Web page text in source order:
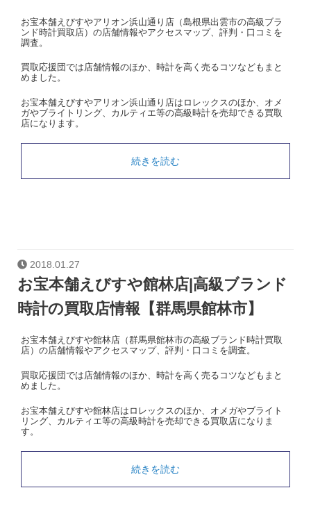
お宝本舗えびすやアリオン浜山通り店（島根県出雲市の高級ブラ
ンド時計買取店）の店舗情報やアクセスマップ、評判・口コミを
調査。
買取応援団では店舗情報のほか、時計を高く売るコツなどもまと
めました。
お宝本舗えびすやアリオン浜山通り店はロレックスのほか、オメ
ガやブライトリング、カルティエ等の高級時計を売却できる買取
店になります。
続きを読む
2018.01.27
お宝本舗えびすや館林店|高級ブランド
時計の買取店情報【群馬県館林市】
お宝本舗えびすや館林店（群馬県館林市の高級ブランド時計買取
店）の店舗情報やアクセスマップ、評判・口コミを調査。
買取応援団では店舗情報のほか、時計を高く売るコツなどもまと
めました。
お宝本舗えびすや館林店はロレックスのほか、オメガやブライト
リング、カルティエ等の高級時計を売却できる買取店になりま
す。
続きを読む